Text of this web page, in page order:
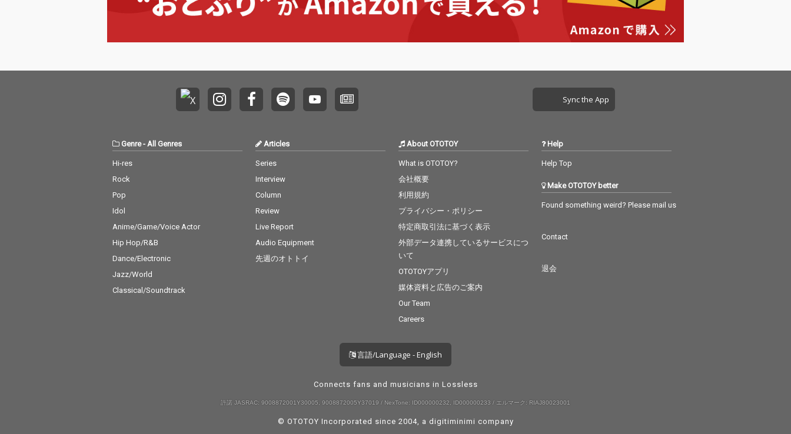
Sync the App
Genre- All Genres
Hi-res
Rock
Pop
Idol
Anime/Game/Voice Actor
Hip Hop/R&B
Dance/Electronic
Jazz/World
Classical/Soundtrack
Articles
Series
Interview
Column
Review
Live Report
Audio Equipment
先週のオトトイ
About OTOTOY
What is OTOTOY?
会社概要
利用規約
プライバシー・ポリシー
特定商取引法に基づく表示
外部データ連携しているサービスにつ
いて
OTOTOYアプリ
媒体資料と広告のご案内
Our Team
Careers
Help
Help Top
Make OTOTOY better
Found something weird? Please mail us
Contact
退会
言語/Language - English
Connects fans and musicians in Lossless
許諾 JASRAC: 9008872001Y30005, 9008872005Y37019 / NexTone: ID000000232, ID000000233 / エルマーク: RIAJ80023001
© OTOTOY Incorporated since 2004, a digitiminimi company